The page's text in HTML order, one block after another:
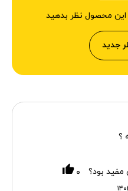
این محصول نظر بدهید
جدید
۰۱
مفید بود؟ ۰